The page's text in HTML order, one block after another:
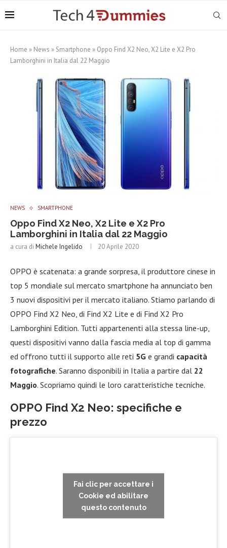
Home » News » Smartphone » Oppo Find X2 Neo, X2 Lite e X2 Pro
Lamborghini in Italia dal 22 Maggio
NEWS SMARTPHONE
Oppo Find X2 Neo, X2 Lite e X2 Pro
Lamborghini in Italia dal 22 Maggio
a cura di Michele Ingelido 20 Aprile 2020
OPPO è scatenata: a grande sorpresa, il produttore cinese in
top 5 mondiale sul mercato smartphone ha annunciato ben
3 nuovi dispositivi per il mercato italiano. Stiamo parlando di
OPPO Find X2 Neo, di Find X2 Lite e di Find X2 Pro
Lamborghini Edition. Tutti appartenenti alla stessa line-up,
questi dispositivi vanno dalla fascia media al top di gamma
ed offrono tutti il supporto alle reti 5G e grandi capacità
fotografiche. Saranno disponibili in Italia a partire dal 22
Maggio. Scopriamo quindi le loro caratteristiche tecniche.
OPPO Find X2 Neo: specifiche e
prezzo
Fai clic per accettare i
Cookie ed abilitare
questo contenuto